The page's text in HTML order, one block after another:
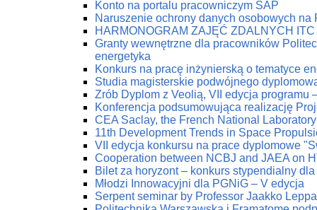
Konto na portalu pracowniczym SAP
Naruszenie ochrony danych osobowych na
HARMONOGRAM ZAJĘĆ ZDALNYCH ITC
Granty wewnętrzne dla pracowników
energetyka
Konkurs na pracę inżynierską o tematyce
Studia magisterskie podwójnego
Zrób Dyplom z Veolią, VII edycja programu
Konferencja podsumowująca realizację
CEA Saclay, the French National
11th Development Trends in Space
VII edycja konkursu na prace dyplomowe
Cooperation between NCBJ and JAEA on
Bilet za horyzont – konkurs stypendialny
Młodzi Innowacyjni dla PGNiG – V edycja
Serpent seminar by Professor Jaakko